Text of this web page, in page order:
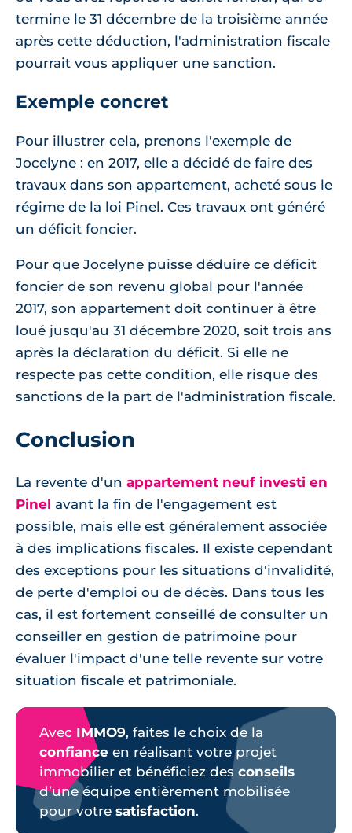
termine le 31 décembre de la troisième année
après cette déduction, l'administration fiscale
pourrait vous appliquer une sanction.
Exemple concret
Pour illustrer cela, prenons l'exemple de
Jocelyne : en 2017, elle a décidé de faire des
travaux dans son appartement, acheté sous le
régime de la loi Pinel. Ces travaux ont généré
un déficit foncier.
Pour que Jocelyne puisse déduire ce déficit
foncier de son revenu global pour l'année
2017, son appartement doit continuer à être
loué jusqu'au 31 décembre 2020, soit trois ans
après la déclaration du déficit. Si elle ne
respecte pas cette condition, elle risque des
sanctions de la part de l'administration fiscale.
Conclusion
La revente d'un appartement neuf investi en
Pinel avant la fin de l'engagement est
possible, mais elle est généralement associée
à des implications fiscales. Il existe cependant
des exceptions pour les situations d'invalidité,
de perte d'emploi ou de décès. Dans tous les
cas, il est fortement conseillé de consulter un
conseiller en gestion de patrimoine pour
évaluer l'impact d'une telle revente sur votre
situation fiscale et patrimoniale.
Avec IMMO9, faites le choix de la
confiance en réalisant votre projet
immobilier et bénéficiez des conseils
d’une équipe entièrement mobilisée
pour votre satisfaction.